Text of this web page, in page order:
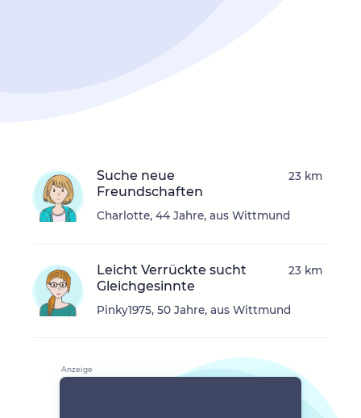
Suche neue
Freundschaften
Charlotte, 44 Jahre, aus Wittmund
23 km
Leicht Verrückte sucht
Gleichgesinnte
Pinky1975, 50 Jahre, aus Wittmund
23 km